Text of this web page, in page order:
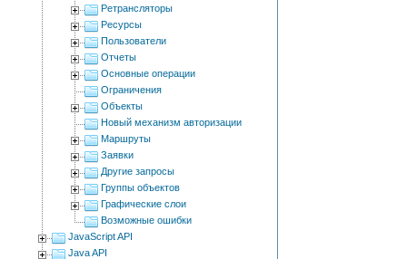
Ретрансляторы
Ресурсы
Пользователи
Отчеты
Основные операции
Ограничения
Объекты
Новый механизм авторизации
Маршруты
Заявки
Другие запросы
Группы объектов
Графические слои
Возможные ошибки
JavaScript API
Java API